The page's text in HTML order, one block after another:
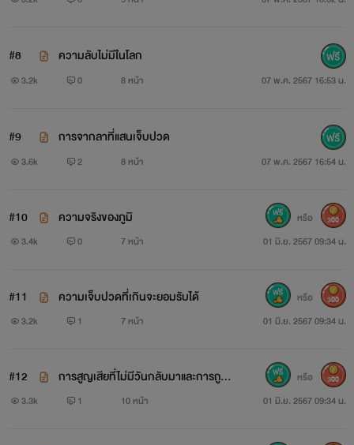
#8 ความลับไม่มีในโลก
3.2k 0 8 หน้า 07 พ.ค. 2567 16:53 น.
#9 การจากลาที่แสนเจ็บปวด
3.6k 2 8 หน้า 07 พ.ค. 2567 16:54 น.
#10 ความจริงของภูมิ
3.4k 0 7 หน้า 01 มิ.ย. 2567 09:34 น.
หรือ 300
#11 ความเจ็บปวดที่เกินจะยอมรับได้
3.2k 1 7 หน้า 01 มิ.ย. 2567 09:34 น.
หรือ 300
#12
การสูญเสียที่ไม่มีวันกลับมาและการถูกหั
กหลัง
3.3k 1 10 หน้า 01 มิ.ย. 2567 09:34 น.
หรือ 300